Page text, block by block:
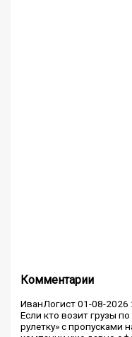
Комментарии
ИванЛогист01-08-2026
Если кто возит грузы
рулетку» с